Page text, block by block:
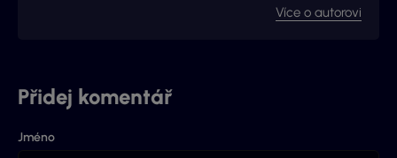
Více o autorovi
Přidej komentář
Jméno